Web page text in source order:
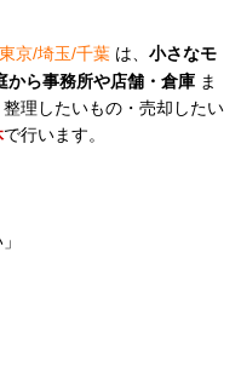
東京/埼玉/千葉 は、 小さなモ
から事務所や店舗・倉庫 ま
理したいもの・売却したい
で行います。